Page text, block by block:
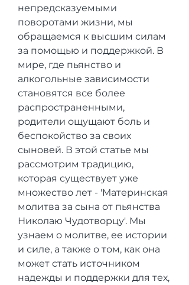
непредсказуемыми
поворотами жизни, мы
обращаемся к высшим силам
за помощью и поддержкой. В
мире, где пьянство и
алкогольные зависимости
становятся все более
распространенными,
родители ощущают боль и
беспокойство за своих
сыновей. В этой статье мы
рассмотрим традицию,
которая существует уже
множество лет - 'Материнская
молитва за сына от пьянства
Николаю Чудотворцу'. Мы
узнаем о молитве, ее истории
и силе, а также о том, как она
может стать источником
надежды и поддержки для тех,